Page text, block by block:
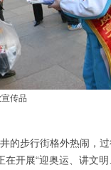
传品
步行街格外热闹，过
开展“迎奥运、讲文明